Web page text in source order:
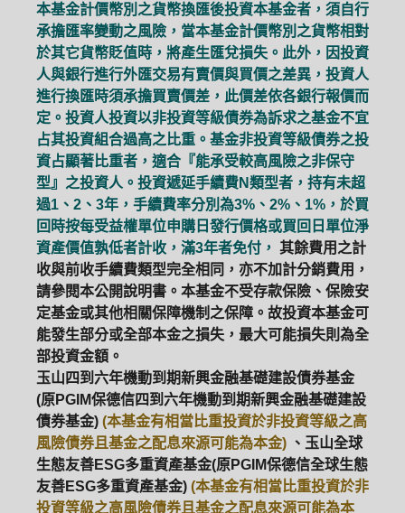
PGIM系列基金 168循環投資
定期(不)定額 高成長基金 月配息
本基金計價幣別之貨幣換匯後投資本基金者，須自行
承擔匯率變動之風險，當本基金計價幣別之貨幣相對
於其它貨幣貶值時，將產生匯兌損失。此外，因投資
人與銀行進行外匯交易有賣價與買價之差異，投資人
進行換匯時須承擔買賣價差，此價差依各銀行報價而
定。投資人投資以非投資等級債券為訴求之基金不宜
占其投資組合過高之比重。基金非投資等級債券之投
資占顯著比重者，適合『能承受較高風險之非保守
型』之投資人。投資遞延手續費N類型者，持有未超
過1、2、3年，手續費率分別為3%、2%、1%，於買
回時按每受益權單位申購日發行價格或買回日單位淨
資產價值孰低者計收，滿3年者免付， 其餘費用之計
收與前收手續費類型完全相同，亦不加計分銷費用，
請參閱本公開說明書。本基金不受存款保險、保險安
定基金或其他相關保障機制之保障。故投資本基金可
能發生部分或全部本金之損失，最大可能損失則為全
部投資金額。
玉山四到六年機動到期新興金融基礎建設債券基金
(原PGIM保德信四到六年機動到期新興金融基礎建設
債券基金) (本基金有相當比重投資於非投資等級之高
風險債券且基金之配息來源可能為本金) 、玉山全球
生態友善ESG多重資產基金(原PGIM保德信全球生態
友善ESG多重資產基金) (本基金有相當比重投資於非
投資等級之高風險債券且基金之配息來源可能為本